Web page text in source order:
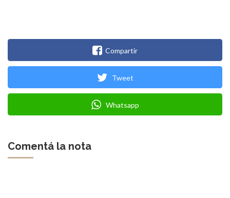
Compartir
Tweet
Whatsapp
Comentá la nota